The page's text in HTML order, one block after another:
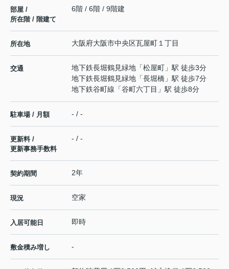
部屋 /
所在階 / 階建て
6階 / 6階 / 9階建
所在地 大阪府大阪市中央区瓦屋町 １丁目
交通 地下鉄長堀鶴見緑地 「松屋町 」駅 徒歩3分
地下鉄長堀鶴見緑地 「長堀橋 」駅 徒歩7分
地下鉄谷町線 「谷町六丁目 」駅 徒歩8分
駐車場 / 月額 - / -
更新料 /
更新事務手数料
- / -
契約期間 2年
現況 空家
入居可能日 即時
敷金積み増し -